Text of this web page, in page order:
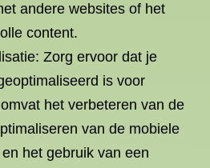
andere websites of het
content.
Zorg ervoor dat je
is voor
het verbeteren van de
van de mobiele
het gebruik van een